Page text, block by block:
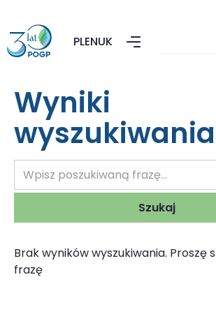
PLENUK
Wyniki
wyszukiwania
Brak wyników wyszukiwania. Proszę
frazę